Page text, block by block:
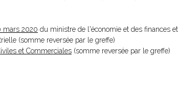
mars 2020 du ministre de l'économie et des finances
(somme reversée par le greffe)
et Commerciales (somme reversée par le greffe)